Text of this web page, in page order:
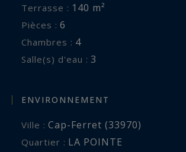
Terrasse : 140 m²
Pièces : 6
Chambres : 4
Salle(s) d'eau : 3
ENVIRONNEMENT
Ville : Cap-Ferret (33970)
Quartier : LA POINTE